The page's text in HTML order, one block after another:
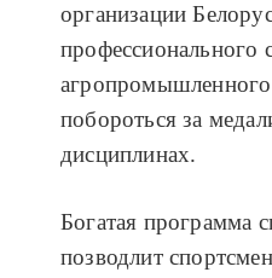
организации
профессионального
агропромышленного
побороться за
дисциплинах.
Богатая программа
позводлит